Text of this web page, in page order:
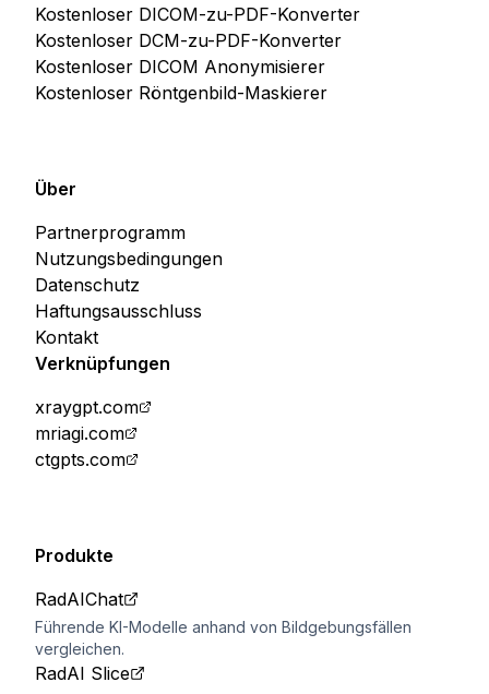
Kostenloser DICOM-zu-PDF-Konverter
Kostenloser DCM-zu-PDF-Konverter
Kostenloser DICOM Anonymisierer
Kostenloser Röntgenbild-Maskierer
Über
Partnerprogramm
Nutzungsbedingungen
Datenschutz
Haftungsausschluss
Kontakt
Verknüpfungen
xraygpt.com
mriagi.com
ctgpts.com
Produkte
RadAIChat
Führende KI-Modelle anhand von Bildgebungsfällen
vergleichen.
RadAI Slice